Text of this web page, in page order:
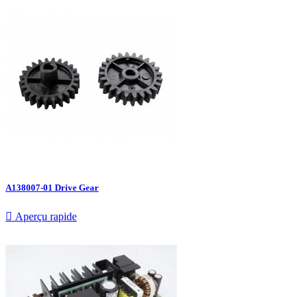
A138007-01 Drive Gear
 Aperçu rapide